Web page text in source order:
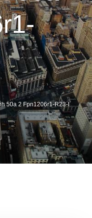
50a 2 Fpn1206r1-R23-I